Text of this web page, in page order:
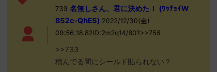
739 名無しさん、君に決めた！ (ﾜｯﾁｮｲW
852c-QhES) 2022/12/30(金)
09:56:18.82ID:2m2q14/80?>>756
>>733
積んでる間にシールド貼られない？